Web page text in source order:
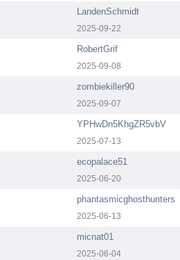
LandenSchmidt
2025-09-22
RobertGrif
2025-09-08
zombiekiller90
2025-09-07
YPHwDn5KhgZR5vbV
2025-07-13
ecopalace51
2025-06-20
phantasmicghosthunters
2025-06-13
micnat01
2025-06-04